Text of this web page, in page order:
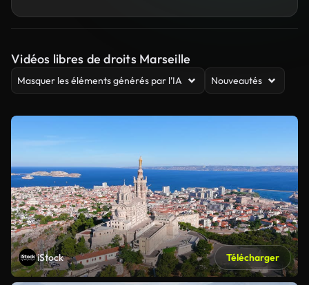
Vidéos libres de droits Marseille
Masquer les éléments générés par l’IA Nouveautés
iStock Télécharger